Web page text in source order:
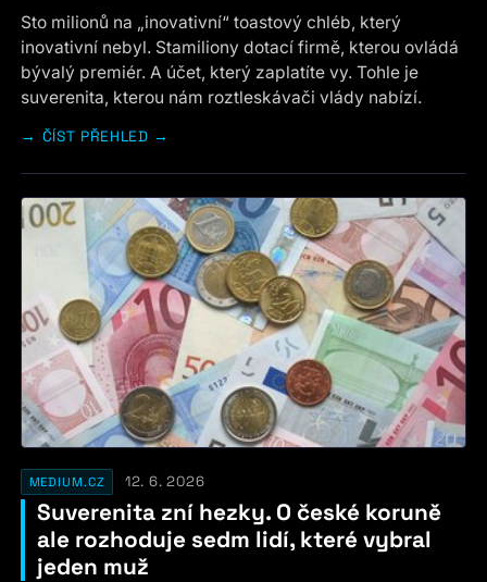
Sto milionů na „inovativní“ toastový chléb, který
inovativní nebyl. Stamiliony dotací firmě, kterou ovládá
bývalý premiér. A účet, který zaplatíte vy. Tohle je
suverenita, kterou nám roztleskávači vlády nabízí.
ČÍST PŘEHLED →
MEDIUM.CZ 12. 6. 2026
Suverenita zní hezky. O české koruně
ale rozhoduje sedm lidí, které vybral
jeden muž